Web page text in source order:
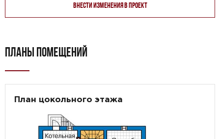
Внести изменения в проект
ПЛАНЫ ПОМЕЩЕНИЙ
План цокольного этажа